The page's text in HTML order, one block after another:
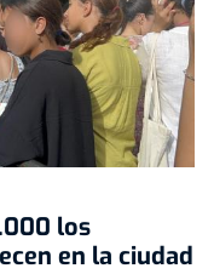
los
en la ciudad